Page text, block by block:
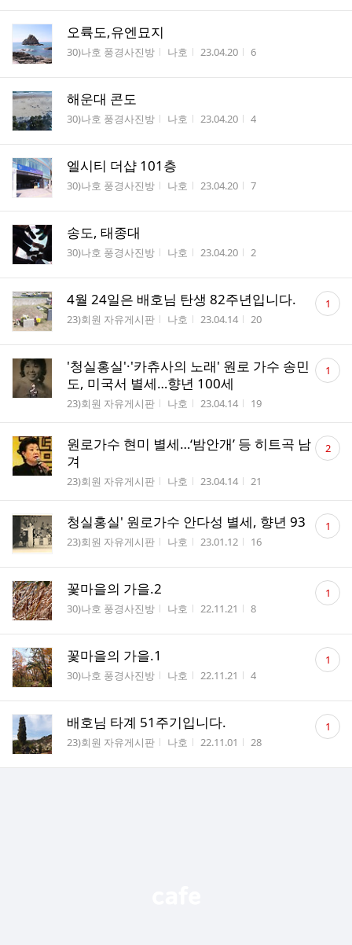
오륙도,유엔묘지
게시판명
30)나호 풍경사진방 작성자
나호 작성시간
23.04.20 조회수
6
해운대 콘도
게시판명
30)나호 풍경사진방 작성자
나호 작성시간
23.04.20 조회수
4
엘시티 더샵 101층
게시판명
30)나호 풍경사진방 작성자
나호 작성시간
23.04.20 조회수
7
송도, 태종대
게시판명
30)나호 풍경사진방 작성자
나호 작성시간
23.04.20 조회수
2
4월 24일은 배호님 탄생 82주년입니다.
게시판명
23)회원 자유게시판 작성자
나호 작성시간
23.04.14 조회수
20
댓
글 1
'청실홍실'·'카츄사의 노래' 원로 가수 송민
도, 미국서 별세…향년 100세
게시판명
23)회원 자유게시판 작성자
나호 작성시간
23.04.14 조회수
19
댓
글 1
원로가수 현미 별세…‘밤안개’ 등 히트곡 남
겨
게시판명
23)회원 자유게시판 작성자
나호 작성시간
23.04.14 조회수
21
댓
글 2
청실홍실' 원로가수 안다성 별세, 향년 93
게시판명
23)회원 자유게시판 작성자
나호 작성시간
23.01.12 조회수
16
댓
글 1
꽃마을의 가을.2
게시판명
30)나호 풍경사진방 작성자
나호 작성시간
22.11.21 조회수
8
댓
글 1
꽃마을의 가을.1
게시판명
30)나호 풍경사진방 작성자
나호 작성시간
22.11.21 조회수
4
댓
글 1
배호님 타계 51주기입니다.
게시판명
23)회원 자유게시판 작성자
나호 작성시간
22.11.01 조회수
28
댓
글 1